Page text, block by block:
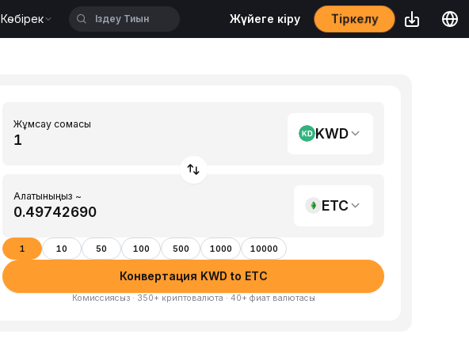
Көбірек Жүйеге кіру Тіркелу
Жұмсау сомасы
KWD
Алатыныңыз ~
ETC
1 10 50 100 500 1000 10000
Конвертация KWD to ETC
Комиссиясыз · 350+ криптовалюта · 40+ фиат валютасы